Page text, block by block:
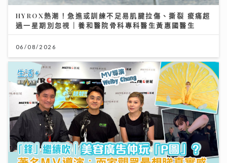
HYROX熱潮！急進或訓練不足易肌腱拉傷、撕裂 痠痛超
過一星期別忽視｜養和醫院骨科專科醫生黃惠國醫生
06/08/2026